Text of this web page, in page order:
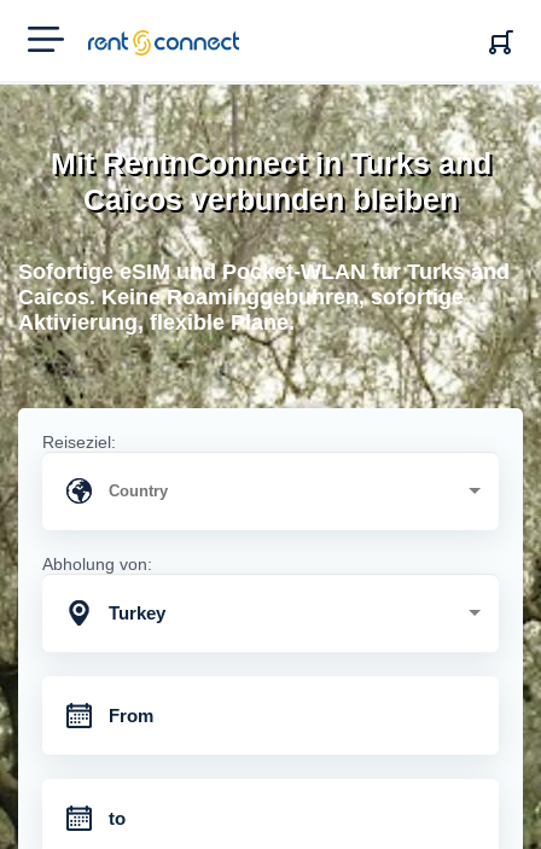
RENT'N
CONNECT
Mit RentnConnect in Turks and
Caicos verbunden bleiben
Sofortige eSIM und Pocket-WLAN fur Turks and
Caicos. Keine Roaminggebuhren, sofortige
Aktivierung, flexible Plane.
Reiseziel:
Abholung von:
Turkey